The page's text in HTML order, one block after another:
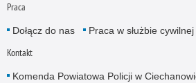
Praca
Dołącz do nas Praca w służbie cywilnej
Kontakt
Komenda Powiatowa Policji w